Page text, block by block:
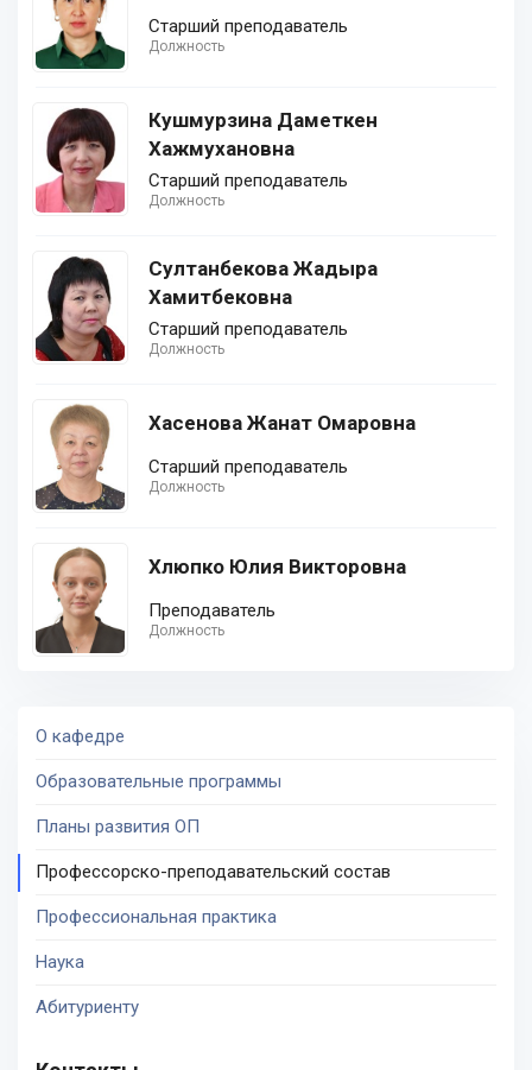
Старший преподаватель
Должность
Кушмурзина Даметкен
Хажмухановна
Старший преподаватель
Должность
Султанбекова Жадыра
Хамитбековна
Старший преподаватель
Должность
Хасенова Жанат Омаровна
Старший преподаватель
Должность
Хлюпко Юлия Викторовна
Преподаватель
Должность
О кафедре
Образовательные программы
Планы развития ОП
Профессорско-преподавательский состав
Профессиональная практика
Наука
Абитуриенту